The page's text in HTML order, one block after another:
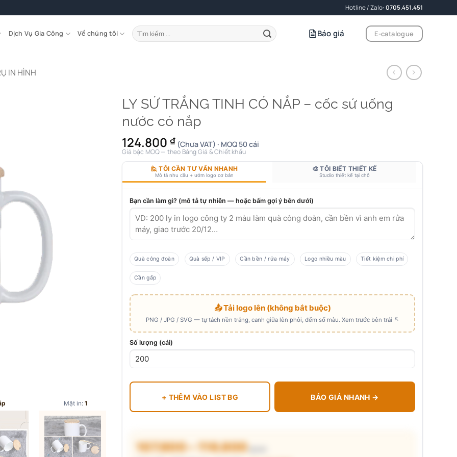
Hotline / Zalo:0705.451.451
Dịch Vụ Gia Công Về chúng tôi
Tìm
kiếm:
Báo giá E-catalogue
IN HÌNH
Mặt in: 1
LY SỨ TRẮNG TINH CÓ NẮP – cốc sứ uống
nước có nắp
124.800 ₫ (Chưa VAT) · MOQ 50 cái
Giá bậc MOQ — theo Bảng Giá & Chiết khấu
🙋 TÔI CẦN TƯ VẤN NHANH
Mô tả nhu cầu + ướm logo cơ bản
🎨 TÔI BIẾT THIẾT KẾ
Studio thiết kế tại chỗ
Bạn cần làm gì? (mô tả tự nhiên — hoặc bấm gợi ý bên dưới)
Quà công đoàn Quà sếp / VIP Cần bền / rửa máy Logo nhiều màu Tiết kiệm chi phí
Cần gấp
📤 Tải logo lên (không bắt buộc)
PNG / JPG / SVG — tự tách nền trắng, canh giữa lên phôi, đếm số màu. Xem trước bên trái ↖
Số lượng (cái)
+ THÊM VÀO LIST BG BÁO GIÁ NHANH →
107.800 – 116.800